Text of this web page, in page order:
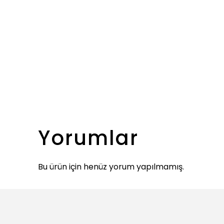
Yorumlar
Bu ürün için henüz yorum yapılmamış.